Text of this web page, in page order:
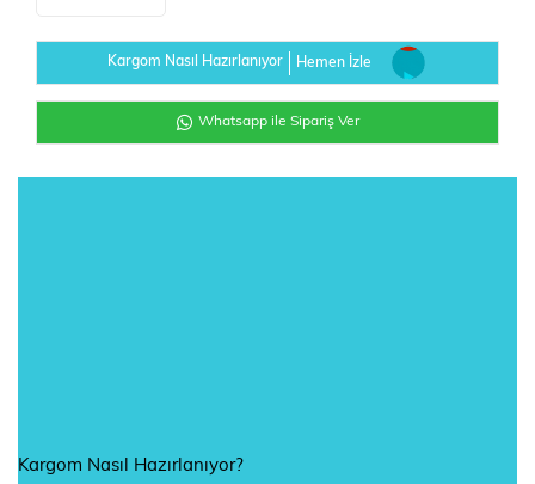
Kargom Nasıl Hazırlanıyor Hemen İzle
Whatsapp ile Sipariş Ver
Kargom Nasıl Hazırlanıyor?